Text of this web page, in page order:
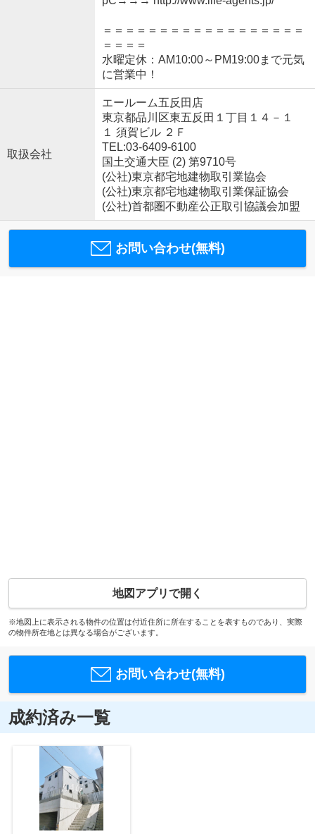
＝＝＝＝＝＝＝＝＝＝＝＝＝＝＝＝＝＝
＝＝＝＝
水曜定休：AM10:00～PM19:00まで元気
に営業中！
取扱会社
エールーム五反田店
東京都品川区東五反田１丁目１４－１
１ 須賀ビル ２Ｆ
TEL:03-6409-6100
国土交通大臣 (2) 第9710号
(公社)東京都宅地建物取引業協会
(公社)東京都宅地建物取引業保証協会
(公社)首都圏不動産公正取引協議会加盟
お問い合わせ(無料)
地図アプリで開く
※地図上に表示される物件の位置は付近住所に所在することを表すものであり、実際
の物件所在地とは異なる場合がございます。
お問い合わせ(無料)
成約済み一覧